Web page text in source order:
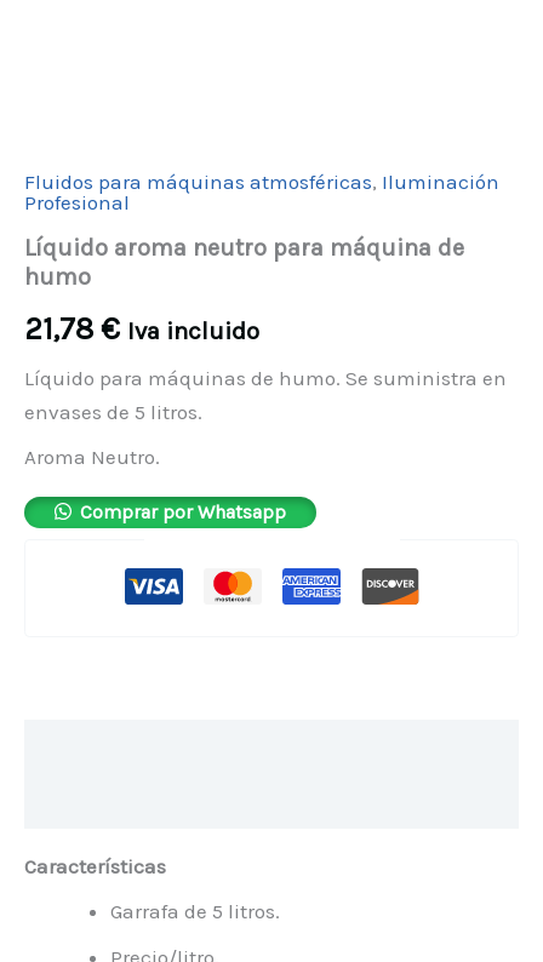
Fluidos para máquinas atmosféricas, Iluminación
Profesional
Líquido aroma neutro para máquina de
humo
21,78 € Iva incluido
Líquido para máquinas de humo. Se suministra en
envases de 5 litros.
Aroma Neutro.
Comprar por Whatsapp
Características
Garrafa de 5 litros.
Precio/litro.